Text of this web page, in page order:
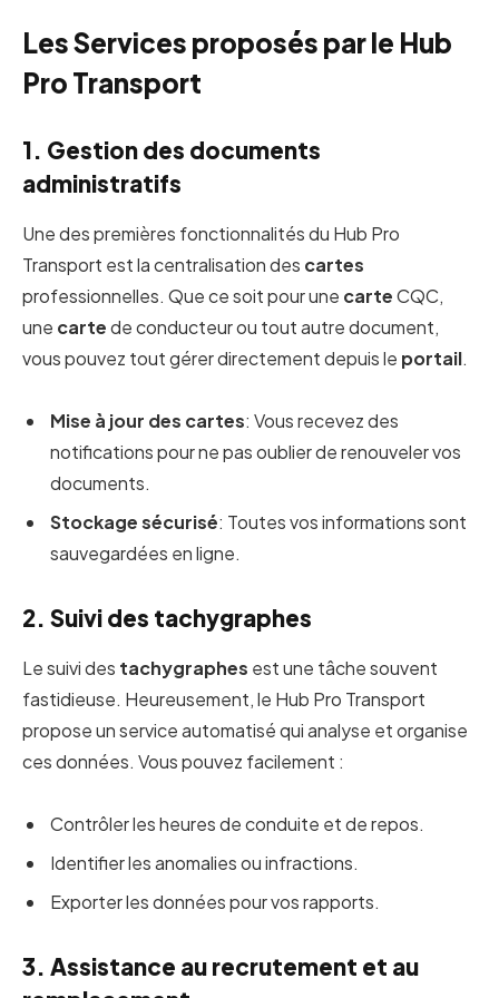
Les Services proposés par le Hub
Pro Transport
1. Gestion des documents
administratifs
Une des premières fonctionnalités du Hub Pro
Transport est la centralisation des cartes
professionnelles. Que ce soit pour une carteCQC,
une cartede conducteur ou tout autre document,
vous pouvez tout gérer directement depuis le portail.
Mise à jour des cartes: Vous recevez des
notifications pour ne pas oublier de renouveler vos
documents.
Stockage sécurisé: Toutes vos informations sont
sauvegardées en ligne.
2. Suivi des tachygraphes
Le suivi des tachygraphes est une tâche souvent
fastidieuse. Heureusement, le Hub Pro Transport
propose un service automatisé qui analyse et organise
ces données. Vous pouvez facilement :
Contrôler les heures de conduite et de repos.
Identifier les anomalies ou infractions.
Exporter les données pour vos rapports.
3. Assistance au recrutement et au